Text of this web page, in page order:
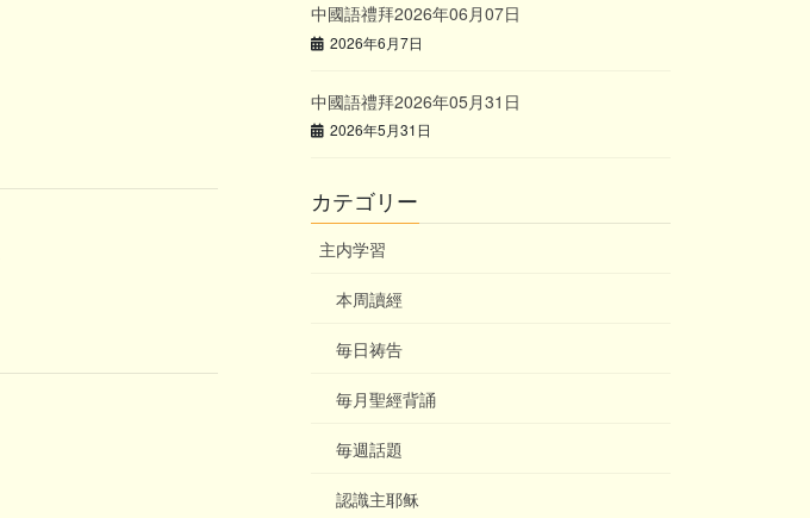
中國語禮拜2026年06月07日
2026年6月7日
中國語禮拜2026年05月31日
2026年5月31日
カテゴリー
主内学習
本周讀經
毎日祷告
毎月聖經背誦
毎週話題
認識主耶稣